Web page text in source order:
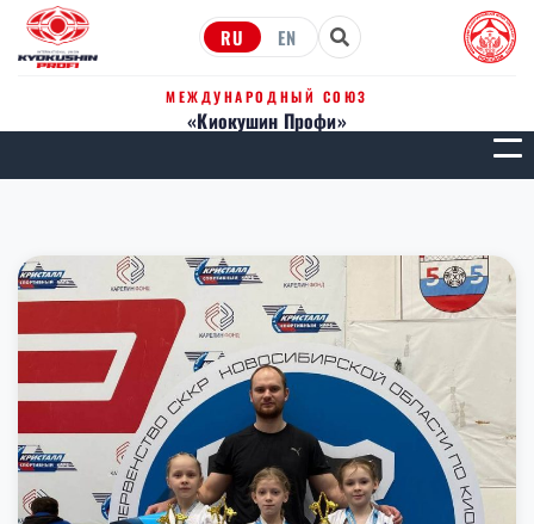
RU EN
МЕЖДУНАРОДНЫЙ СОЮЗ
«Киокушин Профи»